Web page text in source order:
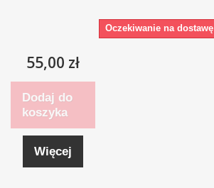
Oczekiwanie na dostawę
55,00 zł
Dodaj do
koszyka
Więcej